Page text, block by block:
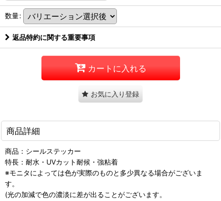
数量:
返品特約に関する重要事項
カートに入れる
お気に入り登録
商品詳細
商品：シールステッカー
特長：耐水・UVカット耐候・強粘着
※モニタによっては色が実際のものと多少異なる場合がございま
す。
(光の加減で色の濃淡に差が出ることがございます。